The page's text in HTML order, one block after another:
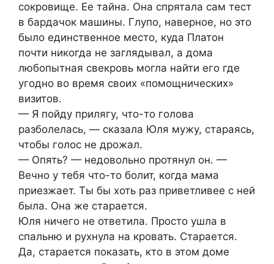
сокровище. Ее тайна. Она спрятала сам тест
в бардачок машины. Глупо, наверное, но это
было единственное место, куда Платон
почти никогда не заглядывал, а дома
любопытная свекровь могла найти его где
угодно во время своих «помощнических»
визитов.
— Я пойду прилягу, что-то голова
разболелась, — сказала Юля мужу, стараясь,
чтобы голос не дрожал.
— Опять? — недовольно протянул он. —
Вечно у тебя что-то болит, когда мама
приезжает. Ты бы хоть раз приветливее с ней
была. Она же старается.
Юля ничего не ответила. Просто ушла в
спальню и рухнула на кровать. Старается.
Да, старается показать, кто в этом доме